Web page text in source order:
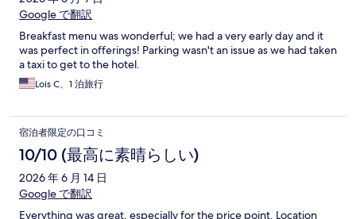
Google で翻訳
Breakfast menu was wonderful; we had a very early day and it
was perfect in offerings! Parking wasn't an issue as we had taken
a taxi to get to the hotel.
Lois C、1 泊旅行
宿泊者限定の口コミ
10/10 (最高に素晴らしい)
2026 年 6 月 14 日
Google で翻訳
Everything was great, especially for the price point. Location